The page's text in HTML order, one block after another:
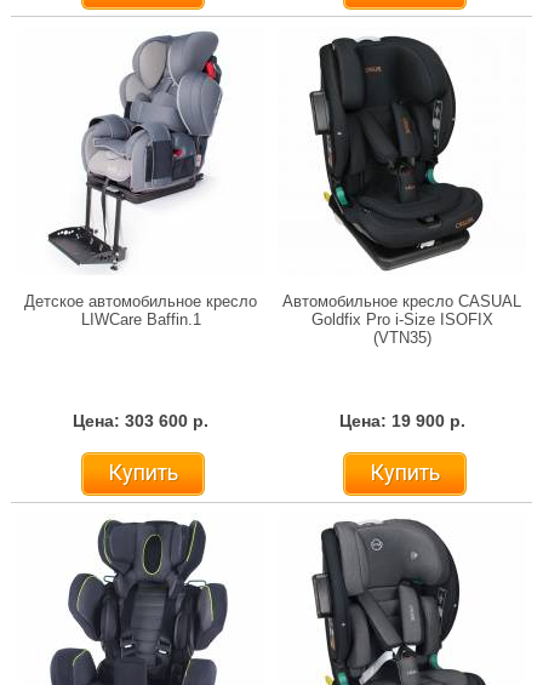
Детское автомобильное кресло
LIWCare Baffin.1
Цена: 303 600 р.
Купить
Автомобильное кресло CASUAL
Goldfix Pro i-Size ISOFIX
(VTN35)
Цена: 19 900 р.
Купить